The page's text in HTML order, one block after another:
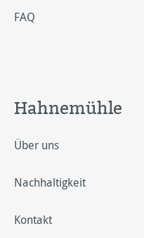
FAQ
Hahnemühle
Über uns
Nachhaltigkeit
Kontakt